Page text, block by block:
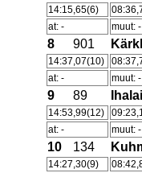
14:15,65(6)
at: -
muut: -
8
901
14:37,07(10)
at: -
muut: -
9
89
14:53,99(12)
at: -
muut: -
10
134
14:27,30(9)